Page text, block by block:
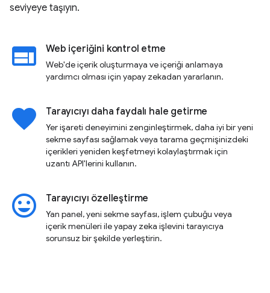
seviyeye taşıyın.
web Web içeriğini kontrol etme
Web'de içerik oluşturmaya ve içeriği anlamaya
yardımcı olması için yapay zekadan yararlanın.
favorite Tarayıcıyı daha faydalı hale getirme
Yer işareti deneyimini zenginleştirmek, daha iyi bir yeni
sekme sayfası sağlamak veya tarama geçmişinizdeki
içerikleri yeniden keşfetmeyi kolaylaştırmak için
uzantı API'lerini kullanın.
insert_emoticon Tarayıcıyı özelleştirme
Yan panel, yeni sekme sayfası, işlem çubuğu veya
içerik menüleri ile yapay zeka işlevini tarayıcıya
sorunsuz bir şekilde yerleştirin.